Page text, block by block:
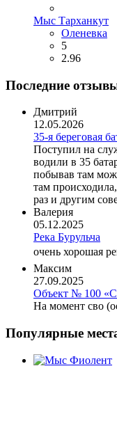
Мыс Тарханкут
Оленевка
5
2.96
Последние
Дмитрий
12.05.2026
35-я береговая
Поступил на
водили в 35
побывав там
там
раз и другим
Валерия
05.12.2025
Река Бурульча
очень хорошая
Максим
27.09.2025
Объект № 100
На момент сво
Популярные